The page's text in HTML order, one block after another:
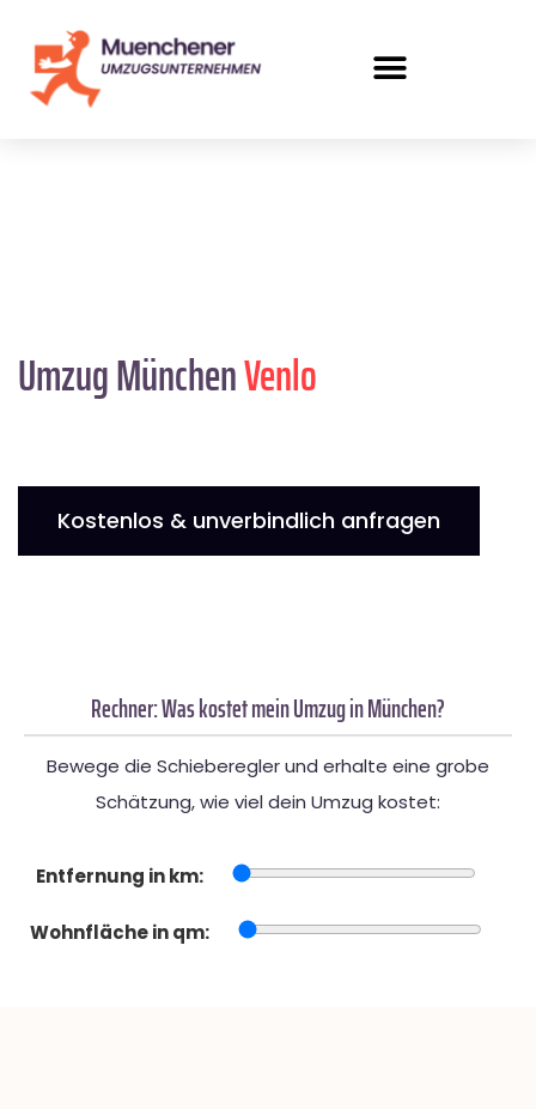
Umzug MünchenVenlo
Kostenlos & unverbindlich anfragen
Rechner: Was kostet mein Umzug in München?
Bewege die Schieberegler und erhalte eine grobe
Schätzung, wie viel dein Umzug kostet:
Entfernung in km:
Wohnfläche in qm: